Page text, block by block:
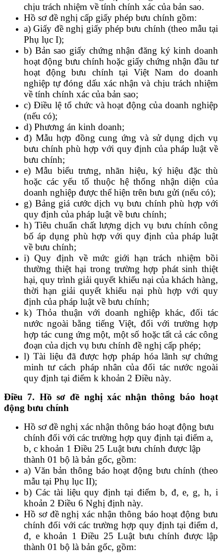
chịu trách nhiệm về tính chính xác của bản sao.
Hồ sơ đề nghị cấp giấy phép bưu chính gồm:
a) Giấy đề nghị giấy phép bưu chính (theo mẫu tại
Phụ lục I);
b) Bản sao giấy chứng nhận đăng ký kinh doanh
hoạt động bưu chính hoặc giấy chứng nhận đầu tư
hoạt động bưu chính tại Việt Nam do doanh
nghiệp tự đóng dấu xác nhận và chịu trách nhiệm
về tính chính xác của bản sao;
c) Điều lệ tổ chức và hoạt động của doanh nghiệp
(nếu có);
d) Phương án kinh doanh;
đ) Mẫu hợp đồng cung ứng và sử dụng dịch vụ
bưu chính phù hợp với quy định của pháp luật về
bưu chính;
e) Mẫu biểu trưng, nhãn hiệu, ký hiệu đặc thù
hoặc các yếu tố thuộc hệ thống nhận diện của
doanh nghiệp được thể hiện trên bưu gửi (nếu có);
g) Bảng giá cước dịch vụ bưu chính phù hợp với
quy định của pháp luật về bưu chính;
h) Tiêu chuẩn chất lượng dịch vụ bưu chính công
bố áp dụng phù hợp với quy định của pháp luật
về bưu chính;
i) Quy định về mức giới hạn trách nhiệm bồi
thường thiệt hại trong trường hợp phát sinh thiệt
hại, quy trình giải quyết khiếu nại của khách hàng,
thời hạn giải quyết khiếu nại phù hợp với quy
định của pháp luật về bưu chính;
k) Thỏa thuận với doanh nghiệp khác, đối tác
nước ngoài bằng tiếng Việt, đối với trường hợp
hợp tác cung ứng một, một số hoặc tất cả các công
đoạn của dịch vụ bưu chính đề nghị cấp phép;
l) Tài liệu đã được hợp pháp hóa lãnh sự chứng
minh tư cách pháp nhân của đối tác nước ngoài
quy định tại điểm k khoản 2 Điều này.
Điều 7. Hồ sơ đề nghị xác nhận thông báo hoạt
động bưu chính
Hồ sơ đề nghị xác nhận thông báo hoạt động bưu
chính đối với các trường hợp quy định tại điểm a,
b, c khoản 1 Điều 25 Luật bưu chính được lập
thành 01 bộ là bản gốc, gồm:
a) Văn bản thông báo hoạt động bưu chính (theo
mẫu tại Phụ lục II);
b) Các tài liệu quy định tại điểm b, đ, e, g, h, i
khoản 2 Điều 6 Nghị định này.
Hồ sơ đề nghị xác nhận thông báo hoạt động bưu
chính đối với các trường hợp quy định tại điểm d,
đ, e khoản 1 Điều 25 Luật bưu chính được lập
thành 01 bộ là bản gốc, gồm: